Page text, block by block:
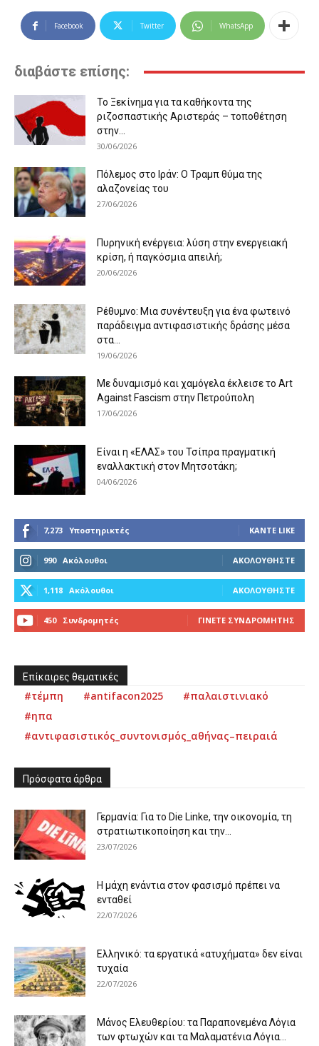
Facebook Twitter WhatsApp
διαβάστε επίσης:
Το Ξεκίνημα για τα καθήκοντα της
ριζοσπαστικής Αριστεράς – τοποθέτηση
στην...
30/06/2026
Πόλεμος στο Ιράν: Ο Τραμπ θύμα της
αλαζονείας του
27/06/2026
Πυρηνική ενέργεια: λύση στην ενεργειακή
κρίση, ή παγκόσμια απειλή;
20/06/2026
Ρέθυμνο: Μια συνέντευξη για ένα φωτεινό
παράδειγμα αντιφασιστικής δράσης μέσα
στα...
19/06/2026
Με δυναμισμό και χαμόγελα έκλεισε το Art
Against Fascism στην Πετρούπολη
17/06/2026
Είναι η «ΕΛΑΣ» του Τσίπρα πραγματική
εναλλακτική στον Μητσοτάκη;
04/06/2026
7,273 Υποστηρικτές ΚΆΝΤΕ LIKE
990 Ακόλουθοι ΑΚΟΛΟΥΘΉΣΤΕ
1,118 Ακόλουθοι ΑΚΟΛΟΥΘΉΣΤΕ
450 Συνδρομητές ΓΊΝΕΤΕ ΣΥΝΔΡΟΜΗΤΉΣ
Επίκαιρες θεματικές
#τέμπη #antifacon2025
#παλαιστινιακό
#ηπα
#αντιφασιστικός_συντονισμός_αθήνας–πειραιά
Πρόσφατα άρθρα
Γερμανία: Για το Die Linke, την οικονομία, τη
στρατιωτικοποίηση και την...
23/07/2026
Η μάχη ενάντια στον φασισμό πρέπει να
ενταθεί
22/07/2026
Ελληνικό: τα εργατικά «ατυχήματα» δεν είναι
τυχαία
22/07/2026
Μάνος Ελευθερίου: τα Παραπονεμένα Λόγια
των φτωχών και τα Μαλαματένια Λόγια...